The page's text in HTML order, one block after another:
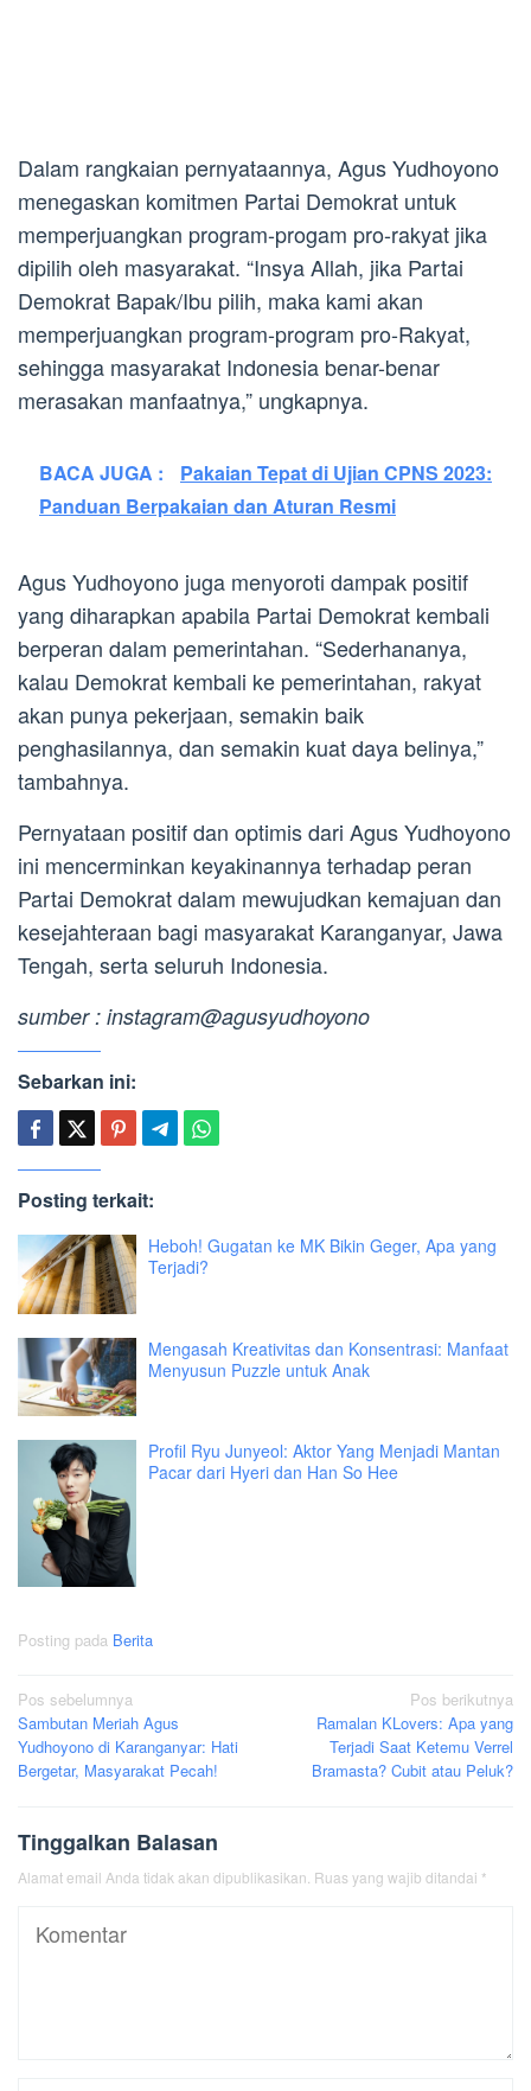
Dalam rangkaian pernyataannya, Agus Yudhoyono
menegaskan komitmen Partai Demokrat untuk
memperjuangkan program-progam pro-rakyat jika
dipilih oleh masyarakat. “Insya Allah, jika Partai
Demokrat Bapak/Ibu pilih, maka kami akan
memperjuangkan program-program pro-Rakyat,
sehingga masyarakat Indonesia benar-benar
merasakan manfaatnya,” ungkapnya.
BACA JUGA :
Pakaian Tepat di Ujian CPNS 2023:
Panduan Berpakaian dan Aturan Resmi
Agus Yudhoyono juga menyoroti dampak positif
yang diharapkan apabila Partai Demokrat kembali
berperan dalam pemerintahan. “Sederhananya,
kalau Demokrat kembali ke pemerintahan, rakyat
akan punya pekerjaan, semakin baik
penghasilannya, dan semakin kuat daya belinya,”
tambahnya.
Pernyataan positif dan optimis dari Agus Yudhoyono
ini mencerminkan keyakinannya terhadap peran
Partai Demokrat dalam mewujudkan kemajuan dan
kesejahteraan bagi masyarakat Karanganyar, Jawa
Tengah, serta seluruh Indonesia.
sumber : instagram@agusyudhoyono
Sebarkan ini:
Posting terkait:
Heboh! Gugatan ke MK Bikin Geger, Apa yang
Terjadi?
Mengasah Kreativitas dan Konsentrasi: Manfaat
Menyusun Puzzle untuk Anak
Profil Ryu Junyeol: Aktor Yang Menjadi Mantan
Pacar dari Hyeri dan Han So Hee
Posting pada Berita
Navigasi
pos
Pos sebelumnya
Sambutan Meriah Agus
Yudhoyono di Karanganyar: Hati
Bergetar, Masyarakat Pecah!
Pos berikutnya
Ramalan KLovers: Apa yang
Terjadi Saat Ketemu Verrel
Bramasta? Cubit atau Peluk?
Tinggalkan Balasan
Alamat email Anda tidak akan dipublikasikan. Ruas yang wajib ditandai *